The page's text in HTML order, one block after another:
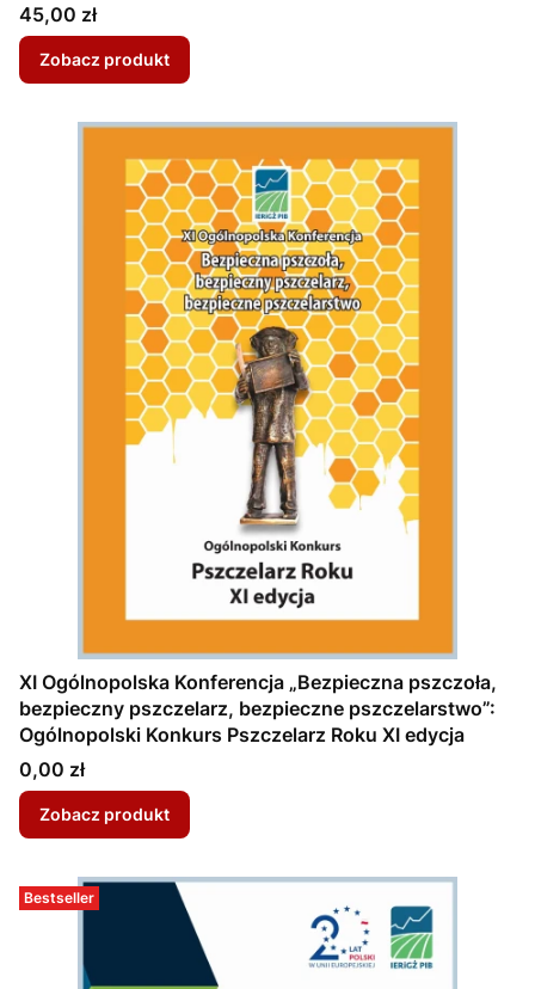
Cena
45,00 zł
Zobacz produkt
XI Ogólnopolska Konferencja „Bezpieczna pszczoła,
bezpieczny pszczelarz, bezpieczne pszczelarstwo”:
Ogólnopolski Konkurs Pszczelarz Roku XI edycja
Cena
0,00 zł
Zobacz produkt
Bestseller